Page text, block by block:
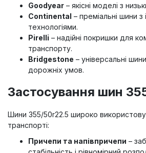
Goodyear – якісні моделі з
Continental – преміальні шини з
технологіями.
Pirelli – надійні покришки для
транспорту.
Bridgestone – універсальні
дорожніх умов.
Застосування шин
Шини 355/50r22.5 широко
транспорті:
Причепи та напівпричепи –